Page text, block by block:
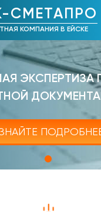
СМЕТАПРО
КОМПАНИЯ В ЕЙСКЕ
ЭКСПЕРТИЗА